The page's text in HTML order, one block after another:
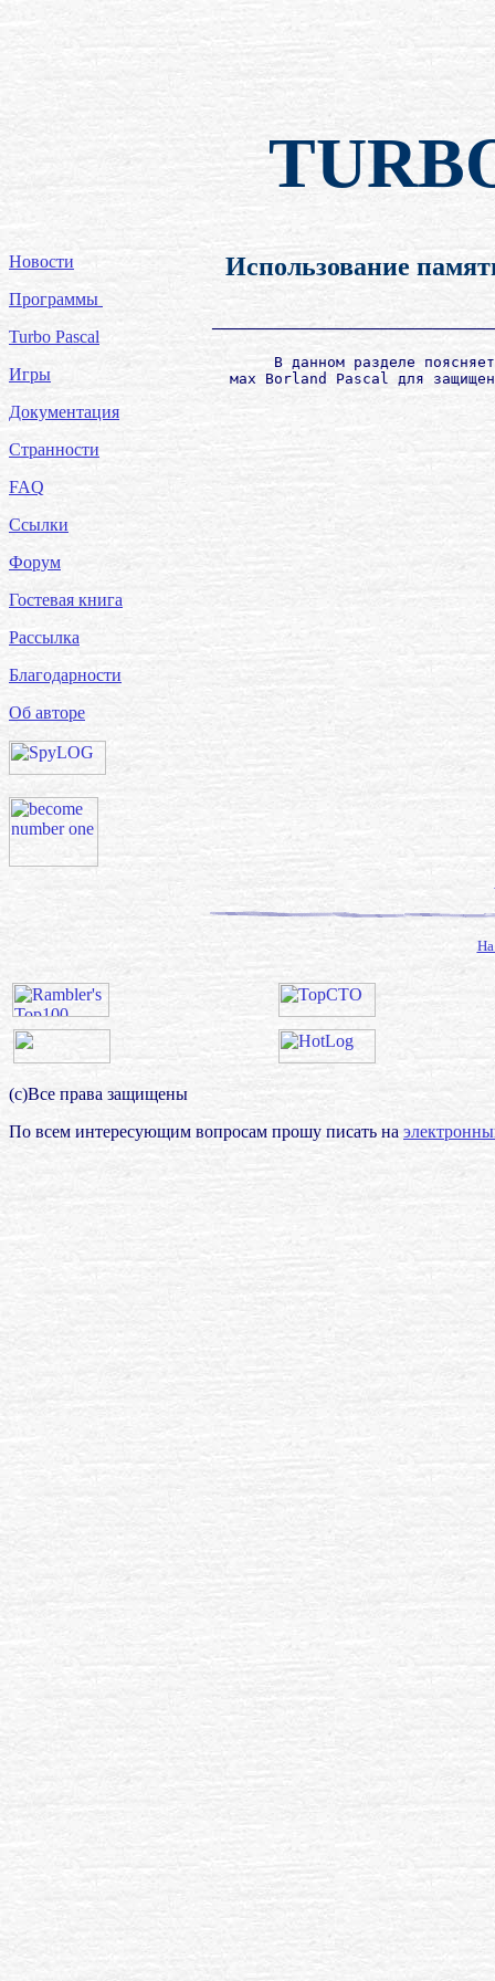
Новости
Программы
Turbo Pascal
Игры
Документация
Странности
FAQ
Ссылки
Форум
Гостевая книга
Рассылка
Благодарности
Об авторе
Использование
В данном разделе
(с)Все права защищены
По всем интересующим вопросам прошу писать на